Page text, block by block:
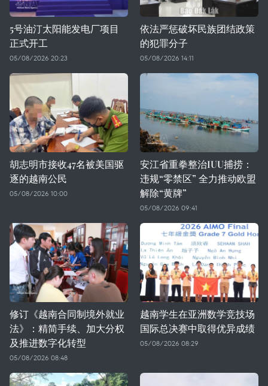
5号油汀太阳能发电厂项目
正式开工
05/08/2026 20:23
依法严惩破坏民族团结政策
的犯罪分子
05/08/2026 14:11
胡志明市接收47名被美国驱
逐的越南公民
05/08/2026 10:00
安江省重拳整治IUU捕捞：
违规“零禁区” 全力推动欧盟
解除“黄牌”
05/08/2026 09:41
修订《越南合同制境外就业
法》：精简手续、加大分权
及推进数字化转型
05/08/2026 08:48
越南学生在亚洲数学竞技场
国际总决赛中取得优异成绩
05/08/2026 08:29